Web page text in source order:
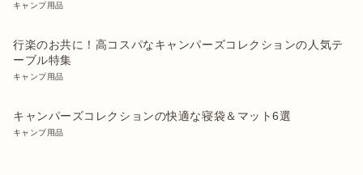
キャンプ用品
行楽のお共に！高コスパなキャンパーズコレクションの人気テ
ーブル特集
キャンプ用品
キャンパーズコレクションの快適な寝袋＆マット6選
キャンプ用品